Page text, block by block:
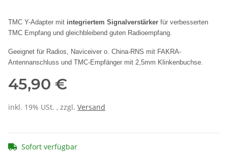
TMC Y-Adapter mit integriertem Signalverstärker für verbesserten
TMC Empfang und gleichbleibend guten Radioempfang.
Geeignet für Radios, Naviceiver o. China-RNS mit FAKRA-
Antennanschluss und TMC-Empfänger mit 2,5mm Klinkenbuchse.
45,90 €
inkl. 19% USt. , zzgl. Versand
Sofort verfügbar